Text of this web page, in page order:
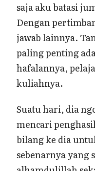
saja aku batasi
Dengan
jawab lainnya.
paling penting
hafalannya,
kuliahnya.
Suatu hari, dia
mencari
bilang ke dia
sebenarnya yang